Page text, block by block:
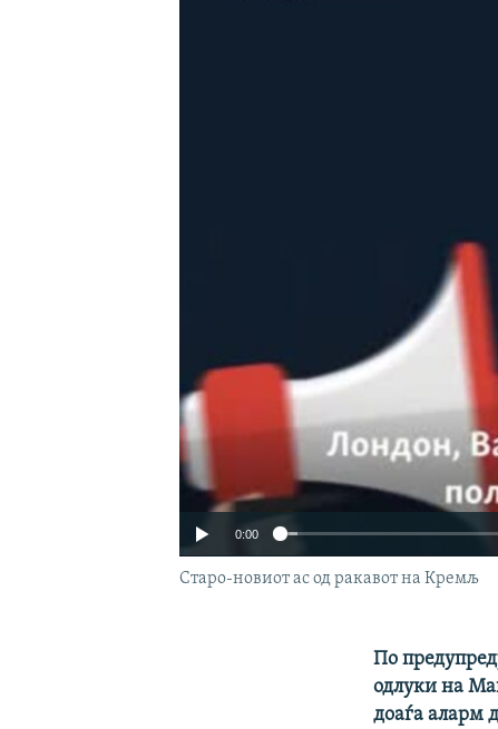
0:00
Старо-новиот ас од ракавот на Кремљ
По
одлуки на
доаѓа аларм